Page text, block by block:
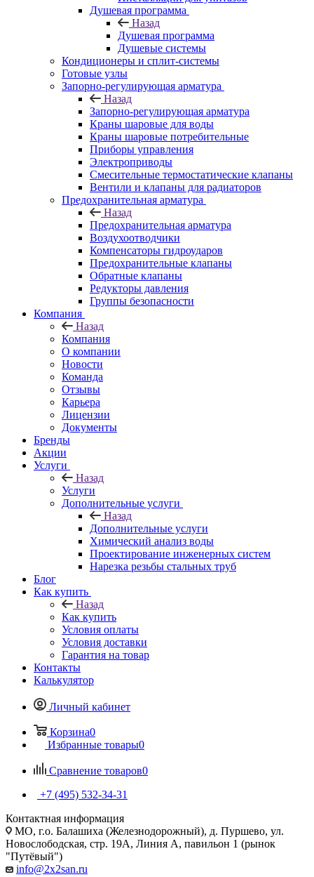
Душевая программа
Назад
Душевая программа
Душевые системы
Кондиционеры и сплит-системы
Готовые узлы
Запорно-регулирующая арматура
Назад
Запорно-регулирующая арматура
Краны шаровые для воды
Краны шаровые потребительные
Приборы управления
Электроприводы
Смесительные термостатические клапаны
Вентили и клапаны для радиаторов
Предохранительная арматура
Назад
Предохранительная арматура
Воздухоотводчики
Компенсаторы гидроударов
Предохранительные клапаны
Обратные клапаны
Редукторы давления
Группы безопасности
Компания
Назад
Компания
О компании
Новости
Команда
Отзывы
Карьера
Лицензии
Документы
Бренды
Акции
Услуги
Назад
Услуги
Дополнительные услуги
Назад
Дополнительные услуги
Химический анализ воды
Проектирование инженерных систем
Нарезка резьбы стальных труб
Блог
Как купить
Назад
Как купить
Условия оплаты
Условия доставки
Гарантия на товар
Контакты
Калькулятор
Личный кабинет
Корзина0
Избранные товары0
Сравнение товаров0
+7 (495) 532‑34‑31
Контактная информация
МО, г.о. Балашиха (Железнодорожный), д. Пуршево, ул.
Новослободская, стр. 19А, Линия А, павильон 1 (рынок
"Путёвый")
info@2x2san.ru